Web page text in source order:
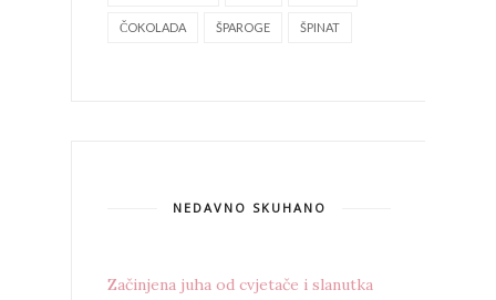
ČOKOLADA ŠPAROGE ŠPINAT
NEDAVNO SKUHANO
Začinjena juha od cvjetače i slanutka